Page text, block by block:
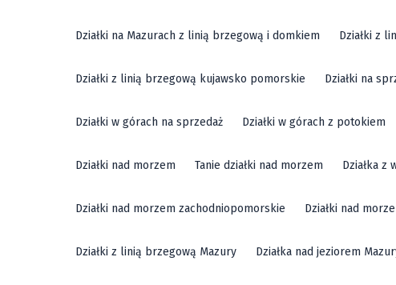
Działki na Mazurach z linią brzegową i domkiem Działki z
Działki z linią brzegową kujawsko pomorskie Działki na
Działki w górach na sprzedaż Działki w górach z potokiem
Działki nad morzem Tanie działki nad morzem Działka z
Działki nad morzem zachodniopomorskie Działki nad
Działki z linią brzegową Mazury Działka nad jeziorem